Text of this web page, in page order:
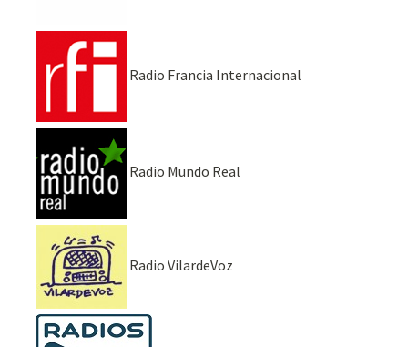
Radio Francia Internacional
Radio Mundo Real
Radio VilardeVoz